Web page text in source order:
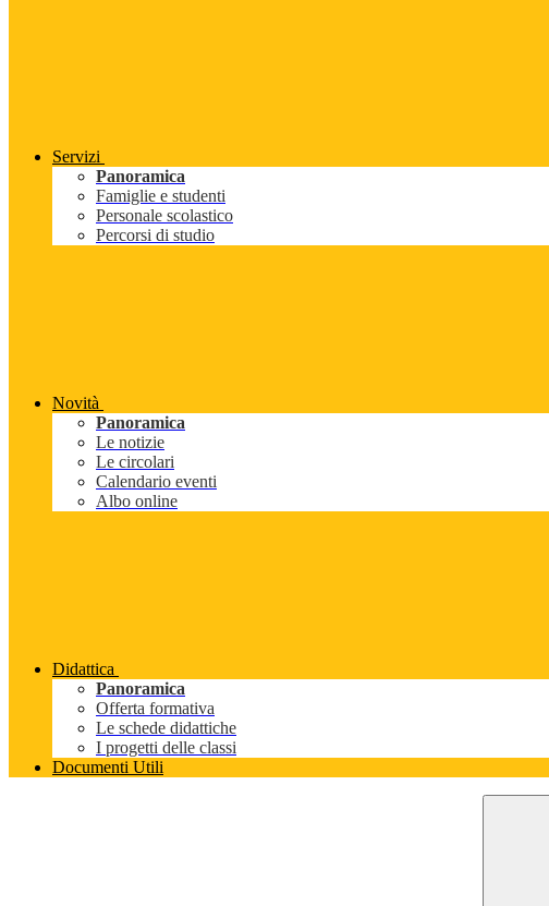
Servizi
Panoramica
Famiglie e studenti
Personale scolastico
Percorsi di studio
Novità
Panoramica
Le notizie
Le circolari
Calendario eventi
Albo online
Didattica
Panoramica
Offerta formativa
Le schede didattiche
I progetti delle classi
Documenti Utili